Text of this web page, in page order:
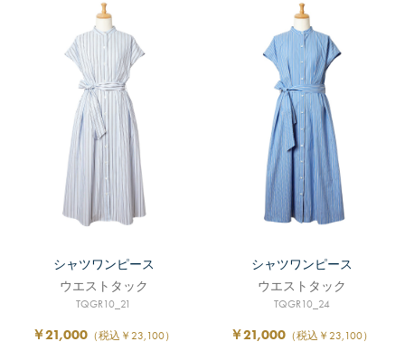
シャツワンピース
ウエストタック
TQGR10_21
￥21,000 （税込￥23,100）
シャツワンピース
ウエストタック
TQGR10_24
￥21,000 （税込￥23,100）